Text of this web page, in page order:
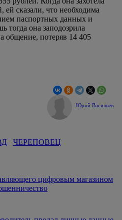
ей сказали, что необходима
паспортных данных и
тогда она заподозрила
общение, потеряв 14 405
Юрий Васильев
ЧЕРЕПОВЕЦ
цифровым магазином